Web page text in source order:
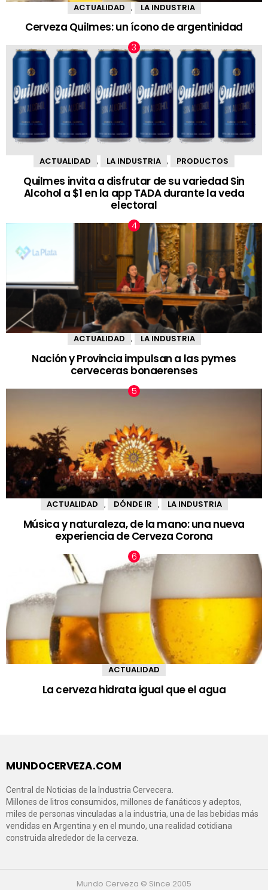
ACTUALIDAD , LA INDUSTRIA
Cerveza Quilmes: un ícono de argentinidad
ACTUALIDAD , LA INDUSTRIA , PRODUCTOS
Quilmes invita a disfrutar de su variedad Sin
Alcohol a $1 en la app TADA durante la veda
electoral
ACTUALIDAD , LA INDUSTRIA
Nación y Provincia impulsan a las pymes
cerveceras bonaerenses
ACTUALIDAD DÓNDE IR LA INDUSTRIA
Música y naturaleza, de la mano: una nueva
experiencia de Cerveza Corona
ACTUALIDAD
La cerveza hidrata igual que el agua
MUNDOCERVEZA.COM
Central de Noticias de la Industria Cervecera.
Millones de litros consumidos, millones de fanáticos y adeptos,
miles de personas vinculadas a la industria, una de las bebidas más
vendidas en Argentina y en el mundo, una realidad cotidiana
construida alrededor de la cerveza.
Mundo Cerveza © Since 2005